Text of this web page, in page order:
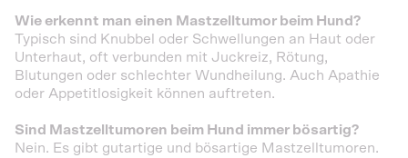
Wie erkennt man einen Mastzelltumor beim Hund?
Typisch sind Knubbel oder Schwellungen an Haut oder
Unterhaut, oft verbunden mit Juckreiz, Rötung,
Blutungen oder schlechter Wundheilung. Auch Apathie
oder Appetitlosigkeit können auftreten.
Sind Mastzelltumoren beim Hund immer bösartig?
Nein. Es gibt gutartige und bösartige Mastzelltumoren.